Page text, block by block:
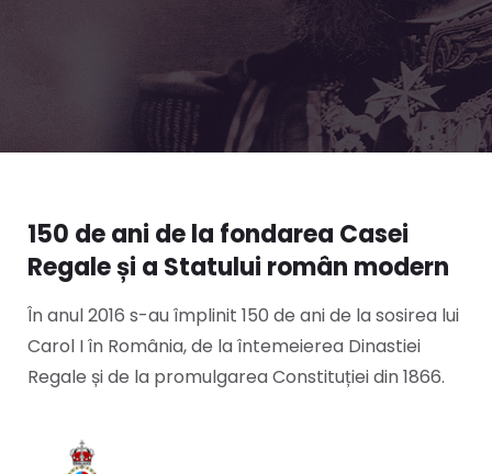
150 de ani de la fondarea Casei
Regale și a Statului român modern
În anul 2016 s-au împlinit 150 de ani de la sosirea lui
Carol I în România, de la întemeierea Dinastiei
Regale și de la promulgarea Constituției din 1866.